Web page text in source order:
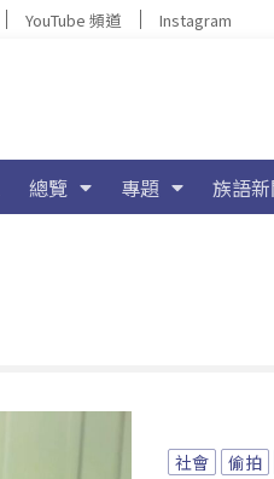
YouTube 頻道 Instagram
總覽 專題 族語
社會 偷拍